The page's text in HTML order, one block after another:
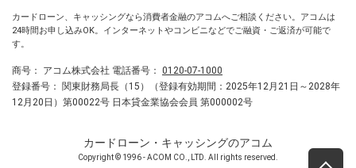
カードローン、キャッシングなら消費者金融のアコムへご相談ください。アコムは
24時間お申し込みOK。インターネットやコンビニなどでご融資・ご返済が可能で
す。
商号： アコム株式会社 電話番号： 0120-07-1000
登録番号：
関東財務局長（15）（登録有効期間：2025年12月21日～2028年
12月20日）第00022号 日本貸金業協会会員 第000002号
カードローン・キャッシングのアコム
Copyright © 1996 - ACOM CO., LTD. All rights reserved.